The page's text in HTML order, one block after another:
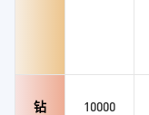
钻
10000